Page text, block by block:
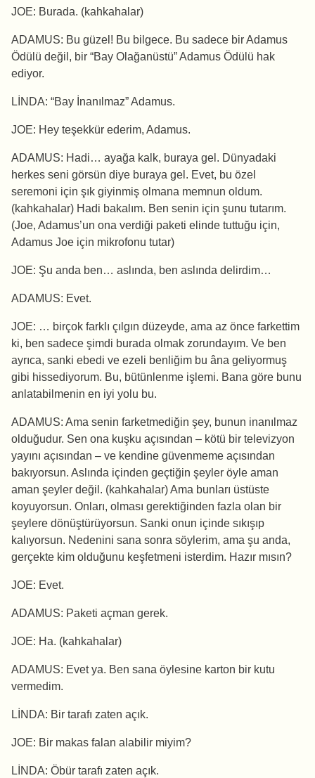
JOE: Burada. (kahkahalar)
ADAMUS: Bu güzel! Bu bilgece. Bu sadece bir Adamus
Ödülü değil, bir “Bay Olağanüstü” Adamus Ödülü hak
ediyor.
LİNDA: “Bay İnanılmaz” Adamus.
JOE: Hey teşekkür ederim, Adamus.
ADAMUS: Hadi… ayağa kalk, buraya gel. Dünyadaki
herkes seni görsün diye buraya gel. Evet, bu özel
seremoni için şık giyinmiş olmana memnun oldum.
(kahkahalar) Hadi bakalım. Ben senin için şunu tutarım.
(Joe, Adamus’un ona verdiği paketi elinde tuttuğu için,
Adamus Joe için mikrofonu tutar)
JOE: Şu anda ben… aslında, ben aslında delirdim…
ADAMUS: Evet.
JOE: … birçok farklı çılgın düzeyde, ama az önce farkettim
ki, ben sadece şimdi burada olmak zorundayım. Ve ben
ayrıca, sanki ebedi ve ezeli benliğim bu âna geliyormuş
gibi hissediyorum. Bu, bütünlenme işlemi. Bana göre bunu
anlatabilmenin en iyi yolu bu.
ADAMUS: Ama senin farketmediğin şey, bunun inanılmaz
olduğudur. Sen ona kuşku açısından – kötü bir televizyon
yayını açısından – ve kendine güvenmeme açısından
bakıyorsun. Aslında içinden geçtiğin şeyler öyle aman
aman şeyler değil. (kahkahalar) Ama bunları üstüste
koyuyorsun. Onları, olması gerektiğinden fazla olan bir
şeylere dönüştürüyorsun. Sanki onun içinde sıkışıp
kalıyorsun. Nedenini sana sonra söylerim, ama şu anda,
gerçekte kim olduğunu keşfetmeni isterdim. Hazır mısın?
JOE: Evet.
ADAMUS: Paketi açman gerek.
JOE: Ha. (kahkahalar)
ADAMUS: Evet ya. Ben sana öylesine karton bir kutu
vermedim.
LİNDA: Bir tarafı zaten açık.
JOE: Bir makas falan alabilir miyim?
LİNDA: Öbür tarafı zaten açık.